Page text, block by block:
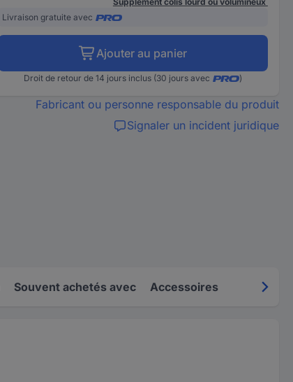
Livraison gratuite avec
Ajouter au panier
Droit de retour de 14 jours inclus (30 jours avec )
Fabricant ou personne responsable du produit
Signaler un incident juridique
Souvent achetés avec Accessoires